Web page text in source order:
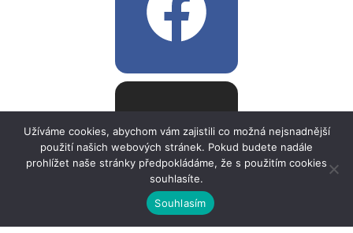
Užíváme cookies, abychom vám zajistili co možná nejsnadnější
použití našich webových stránek. Pokud budete nadále
prohlížet naše stránky předpokládáme, že s použitím cookies
souhlasíte.
Souhlasím